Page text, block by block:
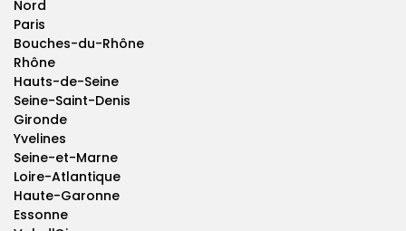
Nord
Paris
Bouches-du-Rhône
Rhône
Hauts-de-Seine
Seine-Saint-Denis
Gironde
Yvelines
Seine-et-Marne
Loire-Atlantique
Haute-Garonne
Essonne